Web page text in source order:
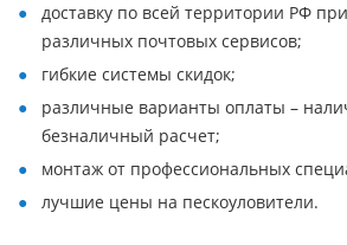
доставку по всей территории РФ
различных почтовых сервисов;
гибкие системы скидок;
различные варианты оплаты –
безналичный расчет;
монтаж от профессиональных
лучшие цены на пескоуловители.